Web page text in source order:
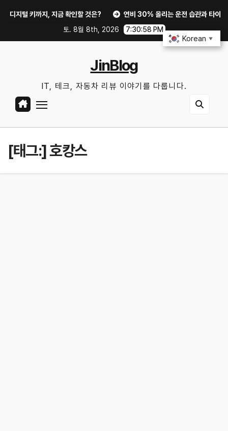
키까지, 지금 확인할 것은?
연비 30% 올리는 운전 습관과 타이어 공기
토. 8월 8th, 2026
7:30:59 PM
JinBlog
IT, 테크, 자동차 리뷰 이야기를 다룹니다.
[태그:]호캉스
Korean ▼